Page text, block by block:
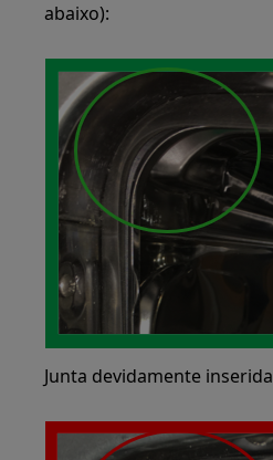
abaixo):
Junta devidamente inserida